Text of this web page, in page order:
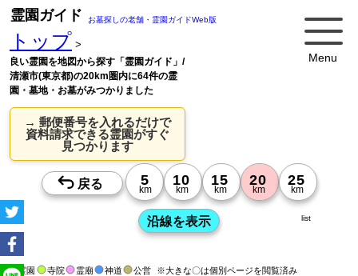
Menu
霊園ガイド お墓探しの老舗・霊園ガイドWeb版
トップ >
良い霊園を地図から探す「霊園ガイド」/
清瀬市(東京都)の20km圏内に64件の霊
園・墓地・お墓がみつかりました
→ 郵便番号を入れるだけで
資料請求できる霊園がすぐ
見つかります
霊園 寺院 霊廟 神道 公営 ※大きな〇は個別ページを閲覧済み
list